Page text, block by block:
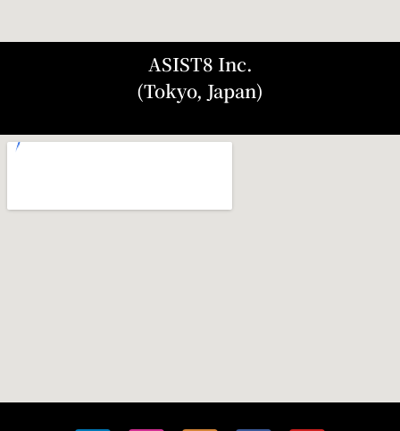
ASIST8 Inc.
(Tokyo, Japan)